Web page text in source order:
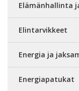
Elämänhallinta
Elintarvikkeet
Energia ja
Energiapatukat